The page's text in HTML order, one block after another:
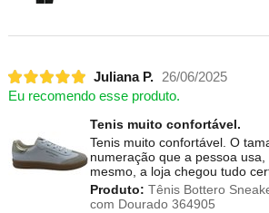
Juliana P.
26/06/2025
Eu recomendo esse produto.
Tenis muito confortável.
Tenis muito confortável. O
numeração que a pessoa usa,
mesmo, a loja chegou tudo
Produto: Tênis Bottero
com Dourado 364905